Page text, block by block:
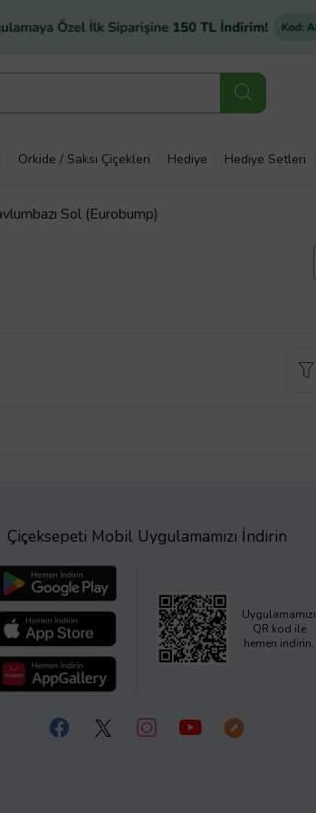
Orkide / Saksı Çiçekleri Hediye Hediye Setleri
Sol (Eurobump)
Çiçeksepeti Mobil Uygulamamızı İndirin
Uygulamamızı
QR kod ile
hemen indirin.